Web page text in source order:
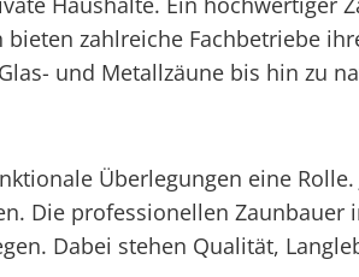
zahlreiche Fachbetriebe
und Metallzäune bis hin zu
Überlegungen eine Rolle.
Die professionellen Zaunbauer
Dabei stehen Qualität,